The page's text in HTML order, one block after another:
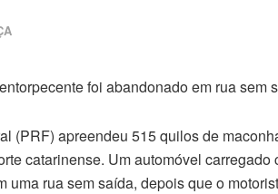
foi abandonado em rua sem
(PRF) apreendeu 515 quilos de
catarinense. Um automóvel carregado
uma rua sem saída, depois que o